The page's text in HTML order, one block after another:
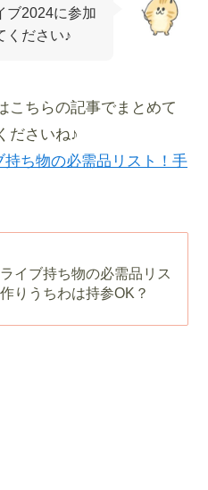
ブ2024に参加
ください♪
こちらの記事でまとめて
ださいね♪
持ち物の必需品リスト！手
イブ持ち物の必需品リス
りうちわは持参OK？